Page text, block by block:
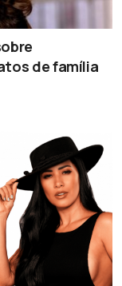
de família